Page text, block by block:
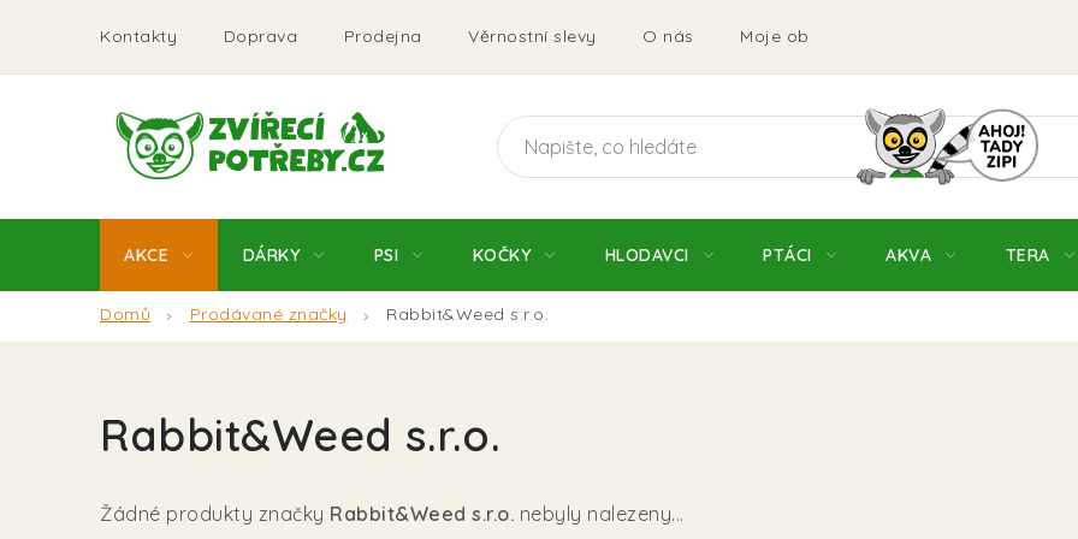
obsah
Kontakty Doprava Prodejna Věrnostní slevy O nás Moje objednávka Obchodní
AKCE DÁRKY PSI KOČKY HLODAVCI PTÁCI AKVA TERA
Domů Prodávané značky Rabbit&Weed s.r.o.
Rabbit&Weed s.r.o.
Žádné produkty značky Rabbit&Weed s.r.o. nebyly nalezeny...